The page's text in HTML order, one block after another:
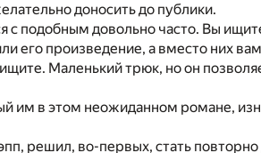
доносить до публики.
с подобным довольно часто. Вы
его произведение, а вместо них
Маленький трюк, но он
им в этом неожиданном романе,
решил, во-первых, стать